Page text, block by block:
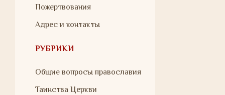
Пожертвования
Адрес и контакты
РУБРИКИ
Общие вопросы православия
Таинства Церкви